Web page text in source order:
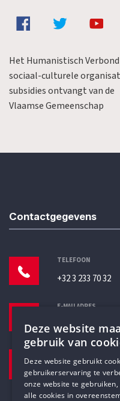
Het Humanistisch
sociaal-culturele
subsidies ontvangt van de
Vlaamse Gemeenschap
Contactgegevens
TELEFOON
+32 3 233 70 32
E-MAILADRES
Pottenbrug 4
Antwerpen, 2000
Deze website
gebruik van
Deze website gebruikt
gebruikerservaring te
onze website te
alle cookies in